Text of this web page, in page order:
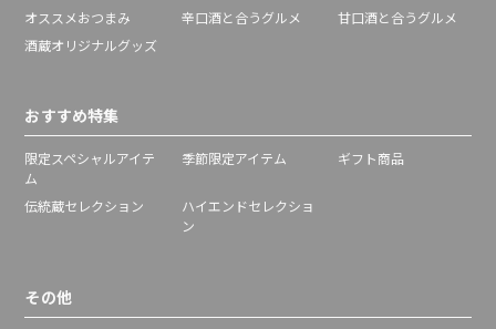
オススメおつまみ 辛口酒と合うグルメ
甘口酒と合うグルメ
酒蔵オリジナルグッズ
おすすめ特集
限定スペシャルアイテ
ム
季節限定アイテム ギフト商品
伝統蔵セレクション
ハイエンドセレクショ
ン
その他